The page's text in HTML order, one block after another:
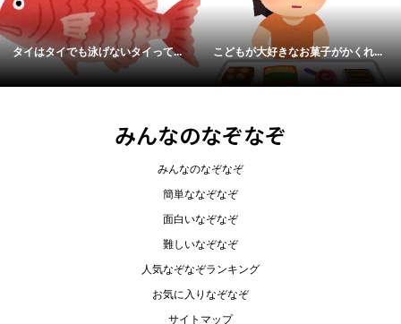
タイはタイでも泳げないタイって... こどもが大好きなお菓子がかくれ...
みんなのなぞなぞ
みんなのなぞなぞ
簡単ななぞなぞ
面白いなぞなぞ
難しいなぞなぞ
人気なぞなぞランキング
お気に入りなぞなぞ
サイトマップ